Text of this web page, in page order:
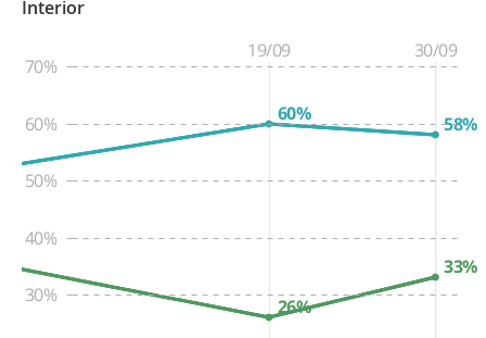
Interior
30%
40%
50%
60%
70%
19/09 30/09
58%
60%
26%
33%